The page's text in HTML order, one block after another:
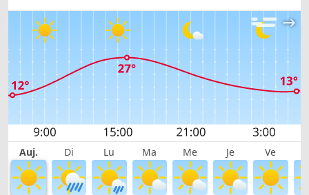
Auj. Di Lu Ma Me Je Ve